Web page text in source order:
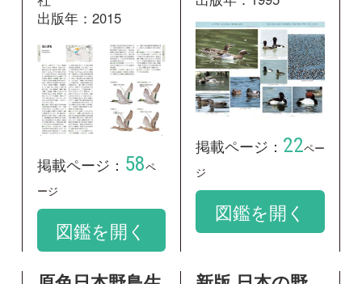
ージ
図鑑を開く
図鑑を開く
原色日本野鳥生
態図鑑―水鳥編
出版社：保育社
掲載ページ：36ペ
新版 日本の野
出版年：2014
掲載ページ： 45 ペー